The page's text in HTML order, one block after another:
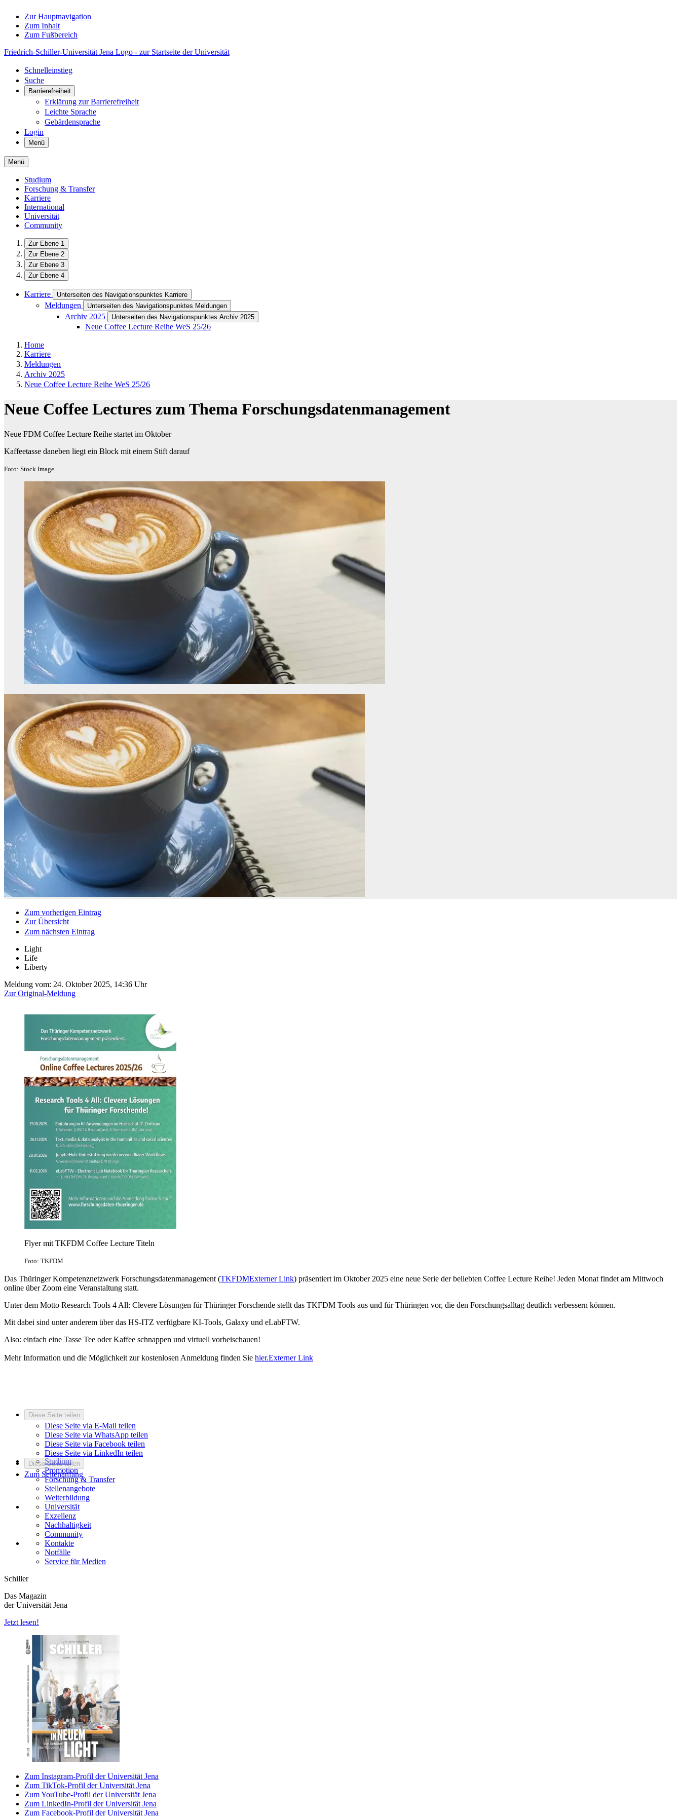
Zur Hauptnavigation
Zum Inhalt
Zum Fußbereich
Friedrich-Schiller-Universität Jena Logo - zur Startseite der Universität
Schnelleinstieg
Suche
Barrierefreiheit
Erklärung zur Barrierefreiheit
Leichte Sprache
Gebärdensprache
Login
Menü
Menü
Studium
Forschung & Transfer
Karriere
International
Universität
Community
Zur Ebene 1
Zur Ebene 2
Zur Ebene 3
Zur Ebene 4
Karriere Unterseiten des Navigationspunktes Karriere
Meldungen Unterseiten des Navigationspunktes Meldungen
Archiv 2025 Unterseiten des Navigationspunktes Archiv 2025
Neue Coffee Lecture Reihe WeS 25/26
Home
Karriere
Meldungen
Archiv 2025
Neue Coffee Lecture Reihe WeS 25/26
Neue Coffee Lectures zum Thema Forschungsdatenmanagement
Neue FDM Coffee Lecture Reihe startet im Oktober
Kaffeetasse daneben liegt ein Block mit einem Stift darauf
Foto: Stock Image
Zum vorherigen Eintrag
Zur Übersicht
Zum nächsten Eintrag
Light
Life
Liberty
Meldung vom: 24. Oktober 2025, 14:36 Uhr
Zur Original-Meldung
Flyer mit TKFDM Coffee Lecture Titeln
Foto: TKFDM
Das Thüringer Kompetenznetzwerk Forschungsdatenmanagement (TKFDMExterner Link) präsentiert im Oktober 2025 eine neue Serie der beliebten Coffee Lecture Reihe! Jeden Monat findet am Mittwoch
online über Zoom eine Veranstaltung statt.
Unter dem Motto Research Tools 4 All: Clevere Lösungen für Thüringer Forschende stellt das TKFDM Tools aus und für Thüringen vor, die den Forschungsalltag deutlich verbessern können.
Mit dabei sind unter anderem über das HS-ITZ verfügbare KI-Tools, Galaxy und eLabFTW.
Also: einfach eine Tasse Tee oder Kaffee schnappen und virtuell vorbeischauen!
Mehr Information und die Möglichkeit zur kostenlosen Anmeldung finden Sie hier.Externer Link
Diese Seite teilen
Diese Seite via E-Mail teilen
Diese Seite via WhatsApp teilen
Diese Seite via Facebook teilen
Diese Seite via LinkedIn teilen
Diese Seite teilen
Zum Seitenanfang
Studium
Promotion
Forschung & Transfer
Stellenangebote
Weiterbildung
Universität
Exzellenz
Nachhaltigkeit
Community
Kontakte
Notfälle
Service für Medien
Schiller
Das Magazin
der Universität Jena
Jetzt lesen!
Zum Instagram-Profil der Universität Jena
Zum TikTok-Profil der Universität Jena
Zum YouTube-Profil der Universität Jena
Zum LinkedIn-Profil der Universität Jena
Zum Facebook-Profil der Universität Jena